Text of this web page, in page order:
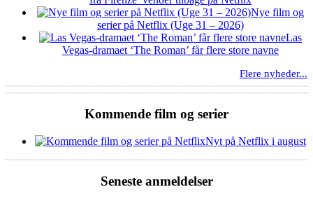
Nye film og
serier på Netflix (Uge 31 – 2026)
Las
Vegas-dramaet ‘The Roman’ får flere store navne
Flere nyheder...
Kommende film og serier
Nyt på Netflix i august
Seneste anmeldelser